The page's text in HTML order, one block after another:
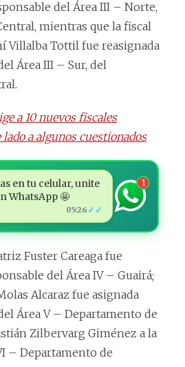
del Área III – Norte,
mientras que la fiscal
Villalba Tottil fue reasignada
Área III – Sur, del
a 10 nuevos fiscales
a algunos cuestionados
en tu celular, unite
WhatsApp 🤩
05:26 ✓✓
1
Fuster Careaga fue
del Área IV – Guairá;
Alcaraz fue asignada
Área V – Departamento de
Zilbervarg Giménez a la
– Departamento de